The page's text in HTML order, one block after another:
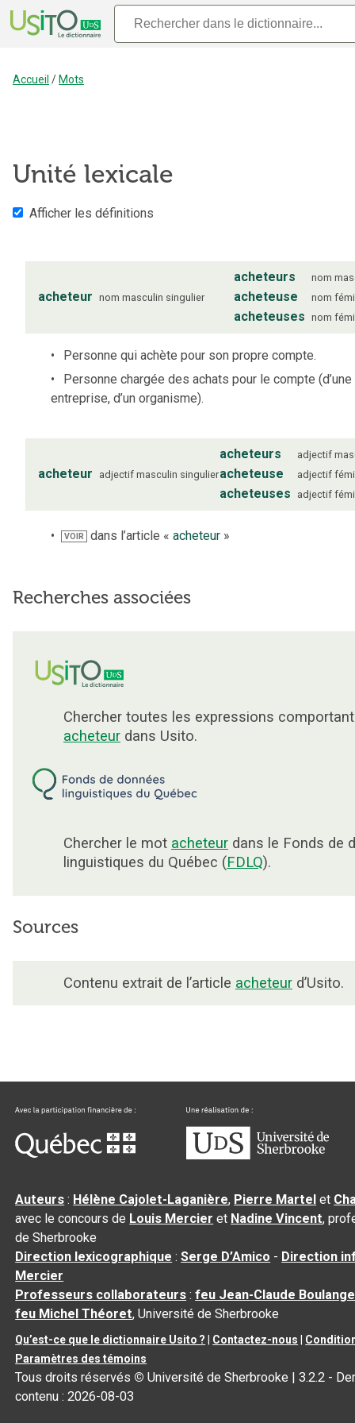
Accueil / Mots
Unité lexicale
Afficher les définitions
acheteur nom masculin singulier
acheteurs nom
acheteuse nom
acheteuses nom
Personne qui achète pour son propre compte.
Personne chargée des achats pour le compte (d’une
entreprise, d’un organisme).
acheteur adjectif masculin singulier
acheteurs adjectif
acheteuse adjectif
acheteuses adjectif
VOIR dans l’article «acheteur »
Recherches associées
Chercher toutes les expressions
acheteur dans Usito.
Chercher le mot acheteur dans le Fonds de
linguistiques du Québec (FDLQ).
Sources
Contenu extrait de l’article acheteur d’Usito.
Auteurs : Hélène Cajolet-Laganière, Pierre Martel et
avec le concours de Louis Mercier et Nadine Vincent,
de Sherbrooke
Direction lexicographique :Serge D’Amico - Direction
Mercier
Professeurs collaborateurs :feu Jean-Claude
feu Michel Théoret, Université de Sherbrooke
Qu’est-ce que le dictionnaire Usito ? Contactez-nous
Paramètres des témoins
Tous droits réservés © Université de Sherbrooke |3.2.2 -
contenu :2026-08-03